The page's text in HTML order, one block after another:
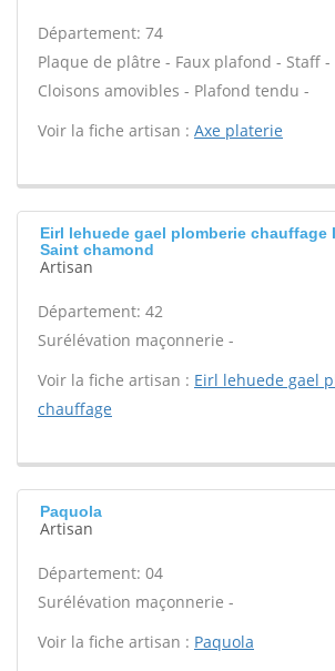
Département: 74
Plaque de plâtre - Faux plafond - Staff -
Cloisons amovibles - Plafond tendu -
Voir la fiche artisan : Axe platerie
Eirl lehuede gael plomberie chauffage
Saint chamond
Artisan
Département: 42
Surélévation maçonnerie -
Voir la fiche artisan : Eirl lehuede gael
chauffage
Paquola
Artisan
Département: 04
Surélévation maçonnerie -
Voir la fiche artisan : Paquola